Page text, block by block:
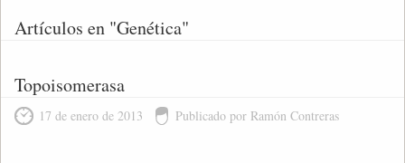
Artículos en "Genética"
Topoisomerasa
17 de enero de 2013 Publicado por Ramón Contreras